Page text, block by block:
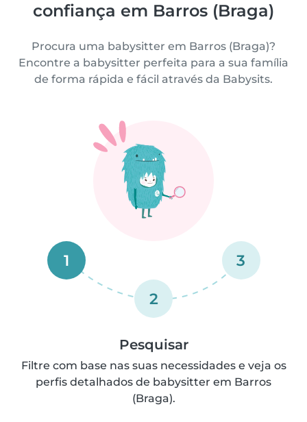
confiança em Barros (Braga)
Procura uma babysitter em Barros (Braga)?
Encontre a babysitter perfeita para a sua família
de forma rápida e fácil através da Babysits.
1
2
3
Pesquisar
Filtre com base nas suas necessidades e veja os
perfis detalhados de babysitter em Barros
(Braga).